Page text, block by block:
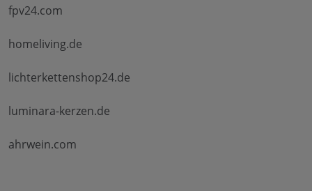
fpv24.com
homeliving.de
lichterkettenshop24.de
luminara-kerzen.de
ahrwein.com